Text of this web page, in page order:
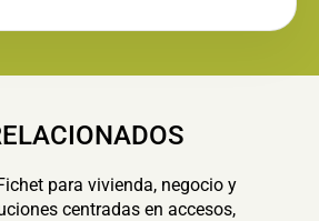
para vivienda, negocio y
centradas en accesos,